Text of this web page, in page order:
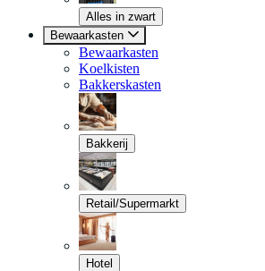
Alles in zwart
Bewaarkasten
Bewaarkasten
Koelkisten
Bakkerskasten
Bakkerij
Retail/Supermarkt
Hotel